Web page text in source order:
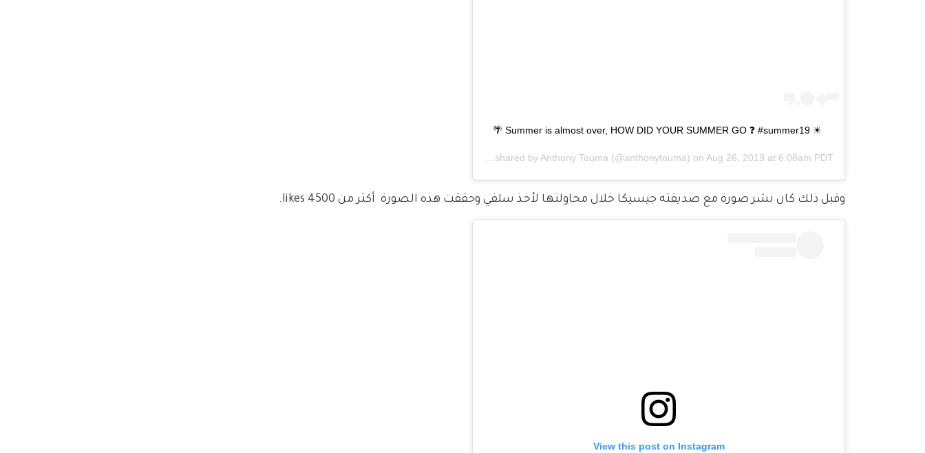
☀ Summer is almost over, HOW DID YOUR SUMMER GO ❓ #summer19 🌴
Anthony Touma (@anthonytouma) on Aug 26, 2019 at 6:08am PDT
وقبل ذلك كان نشر صورة مع صديقته جيسيكا خلال محاولتها لأخذ سلفي وحققت هذه الصورة  أكتر من 4500 likes.
View this post on Instagram